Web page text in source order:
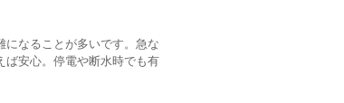
になることが多いです。急な
ば安心。停電や断水時でも有